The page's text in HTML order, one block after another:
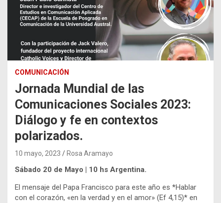
COMUNICACIÓN
Jornada Mundial de las
Comunicaciones Sociales 2023:
Diálogo y fe en contextos
polarizados.
10 mayo, 2023 Rosa Aramayo
Sábado 20 de Mayo | 10 hs Argentina.
El mensaje del Papa Francisco para este año es *Hablar
con el corazón, «en la verdad y en el amor» (Ef 4,15)* en